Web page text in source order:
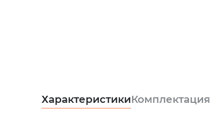
ХарактеристикиКомплектация